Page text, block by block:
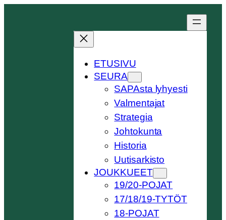
ETUSIVU
SEURA
SAPAsta lyhyesti
Valmentajat
Strategia
Johtokunta
Historia
Uutisarkisto
JOUKKUEET
19/20-POJAT
17/18/19-TYTÖT
18-POJAT